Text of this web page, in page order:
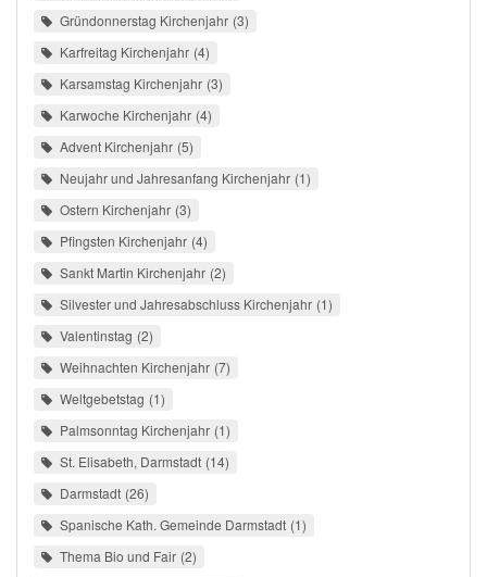
Gründonnerstag Kirchenjahr 3
Karfreitag Kirchenjahr 4
Karsamstag Kirchenjahr 3
Karwoche Kirchenjahr 4
Advent Kirchenjahr 5
Neujahr und Jahresanfang Kirchenjahr 1
Ostern Kirchenjahr 3
Pfingsten Kirchenjahr 4
Sankt Martin Kirchenjahr 2
Silvester und Jahresabschluss Kirchenjahr 1
Valentinstag 2
Weihnachten Kirchenjahr 7
Weltgebetstag 1
Palmsonntag Kirchenjahr 1
St. Elisabeth, Darmstadt 14
Darmstadt 26
Spanische Kath. Gemeinde Darmstadt 1
Thema Bio und Fair 2